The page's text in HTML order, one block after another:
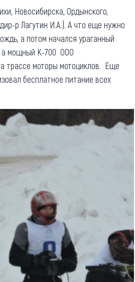
Новосибирска, Ордынского,
р Лагутин И.А.). А что еще нужно
а потом начался ураганный
а мощный К-700 ООО
трассе моторы мотоциклов. Еще
бесплатное питание всех